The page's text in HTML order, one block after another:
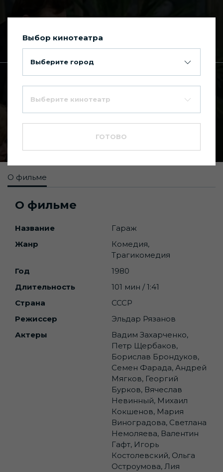
Гараж
О фильме
О фильме
Название
Гараж
Жанр
Комедия,
Трагикомедия
Год
1980
Длительность
101 мин / 1:41
Страна
СССР
Режиссер
Эльдар Рязанов
Актеры
Вадим Захарченко,
Петр Щербаков,
Борислав Брондуков,
Семен Фарада, Андрей
Мягков, Георгий
Бурков, Вячеслав
Невинный, Михаил
Кокшенов, Мария
Виноградова, Светлана
Немоляева, Валентин
Гафт, Игорь
Костолевский, Ольга
Остроумова, Лия
Выбор кинотеатра
Выберите город
Выберите кинотеатр
ГОТОВО